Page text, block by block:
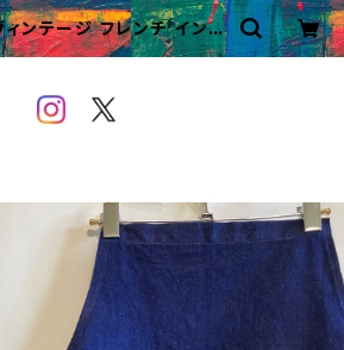
ンテージ フレンチ インデ
エプロン 前掛け ビンテー